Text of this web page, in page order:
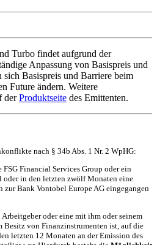
Turbo findet aufgrund der
Anpassung von Basispreis und
sich Basispreis und Barriere beim
Future ändern. Weitere
derProduktseite des Emittenten.
nach § 34b Abs. 1 Nr. 2 WpHG:
Financial Services Group oder ein
oder in den letzten zwölf Monaten eine
Bank Vontobel Europe AG eingegangen
Arbeitgeber oder eine mit ihm oder seinem
Besitz von Finanzinstrumenten ist, auf die
letzten 12 Monaten an der Emission des